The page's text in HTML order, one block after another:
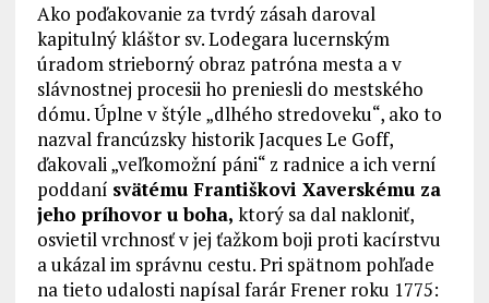
Ako poďakovanie za tvrdý zásah daroval
kapitulný kláštor sv. Lodegara lucernským
úradom strieborný obraz patróna mesta a v
slávnostnej procesii ho preniesli do mestského
dómu. Úplne v štýle „dlhého stredoveku“, ako to
nazval francúzsky historik Jacques Le Goff,
ďakovali „veľkomožní páni“ z radnice a ich verní
poddaní svätému Františkovi Xaverskému za
jeho príhovor u boha, ktorý sa dal nakloniť,
osvietil vrchnosť v jej ťažkom boji proti kacírstvu
a ukázal im správnu cestu. Pri spätnom pohľade
na tieto udalosti napísal farár Frener roku 1775: